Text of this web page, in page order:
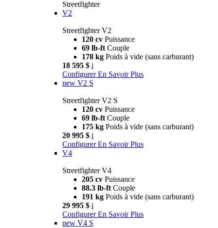
Streetfighter
V2
Streetfighter V2
120 cv Puissance
69 lb-ft Couple
178 kg Poids à vide (sans carburant)
18 595 $ i
Configurer En Savoir Plus
new V2 S
Streetfighter V2 S
120 cv Puissance
69 lb-ft Couple
175 kg Poids à vide (sans carburant)
20 995 $ i
Configurer En Savoir Plus
V4
Streetfighter V4
205 cv Puissance
88.3 lb-ft Couple
191 kg Poids à vide (sans carburant)
29 995 $ i
Configurer En Savoir Plus
new V4 S